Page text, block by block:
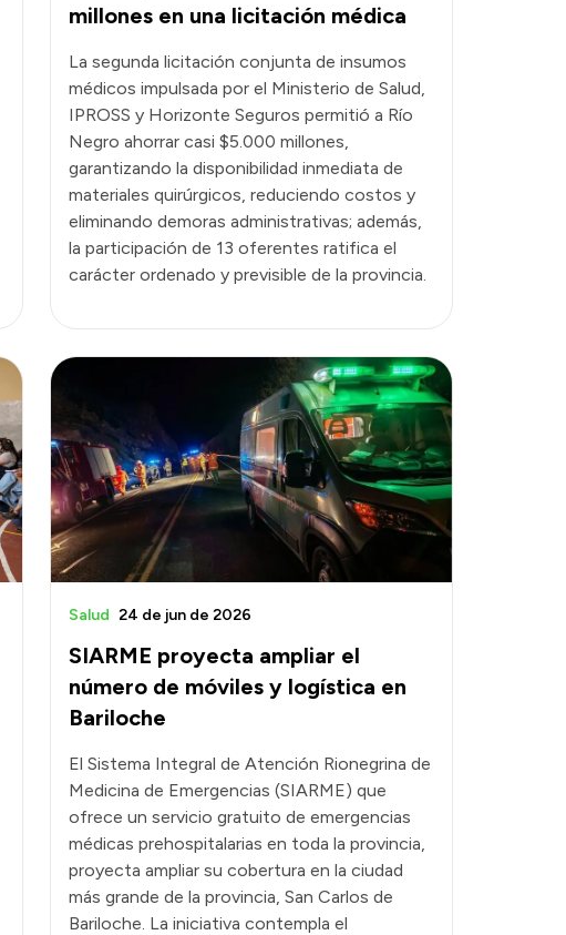
millones en una licitación médica
La segunda licitación conjunta de insumos
médicos impulsada por el Ministerio de Salud,
IPROSS y Horizonte Seguros permitió a Río
Negro ahorrar casi $5.000 millones,
garantizando la disponibilidad inmediata de
materiales quirúrgicos, reduciendo costos y
eliminando demoras administrativas; además,
la participación de 13 oferentes ratifica el
carácter ordenado y previsible de la provincia.
SIARME proyecta ampliar el
número de móviles y logística en
Bariloche
Salud 24 de jun de 2026
El Sistema Integral de Atención Rionegrina de
Medicina de Emergencias (SIARME) que
ofrece un servicio gratuito de emergencias
médicas prehospitalarias en toda la provincia,
proyecta ampliar su cobertura en la ciudad
más grande de la provincia, San Carlos de
Bariloche. La iniciativa contempla el